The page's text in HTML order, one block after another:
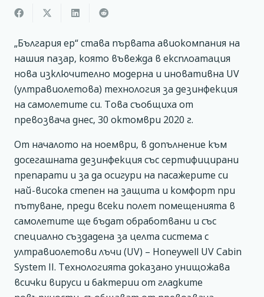
„България ер“ става първата авиокомпания на
нашия пазар, която въвежда в експлоатация
нова изключително модерна и иновативна UV
(ултравиолетова) технология за дезинфекция
на самолетите си. Това съобщиха от
превозвача днес, 30 октомври 2020 г.
От началото на ноември, в допълнение към
досегашната дезинфекция със сертифицирани
препaрати и за да осигури на пасажерите си
най-висока степен на защита и комфорт при
пътуване, преди всеки полет помещенията в
самолетите ще бъдат обработвани и със
специално създадена за целта система с
ултравиолетови лъчи (UV) – Honeywell UV Cabin
System II. Технологията доказано унищожава
всички вируси и бактерии от гладките